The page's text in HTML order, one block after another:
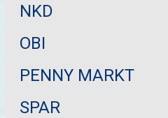
NKD
OBI
PENNY MARKT
SPAR